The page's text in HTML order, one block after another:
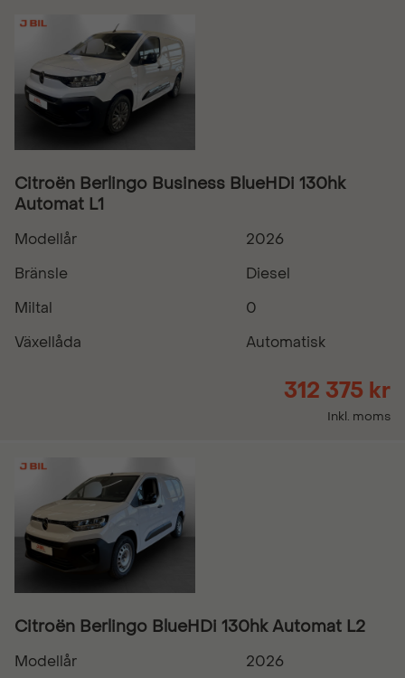
Citroën Berlingo Business BlueHDi 130hk
Automat L1
Modellår
2026
Bränsle
Diesel
Miltal
0
Växellåda
Automatisk
312 375 kr
Inkl. moms
Citroën Berlingo BlueHDi 130hk Automat L2
Modellår
2026